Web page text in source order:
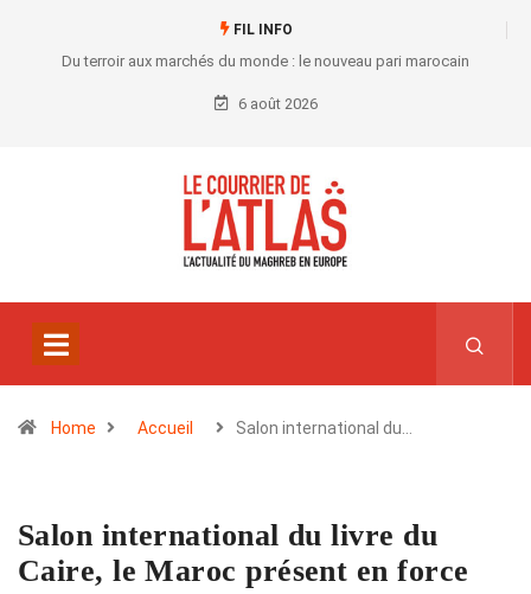
FIL INFO
Du terroir aux marchés du monde : le nouveau pari marocain
6 août 2026
Home Accueil Salon international du…
Salon international du livre du
Caire, le Maroc présent en force